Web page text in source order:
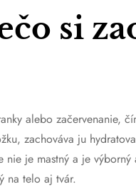
si
alebo začervenanie,
zachováva ju
nie je mastný a je
na telo aj tvár.